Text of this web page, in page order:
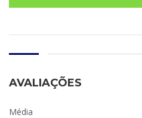
AVALIAÇÕES
Média